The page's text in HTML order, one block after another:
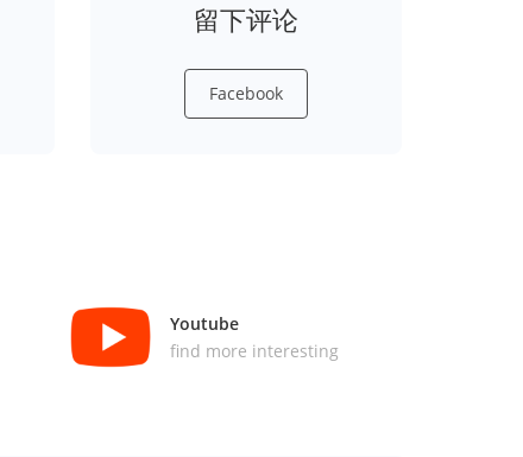
留下评论
Facebook
Youtube
find more interesting